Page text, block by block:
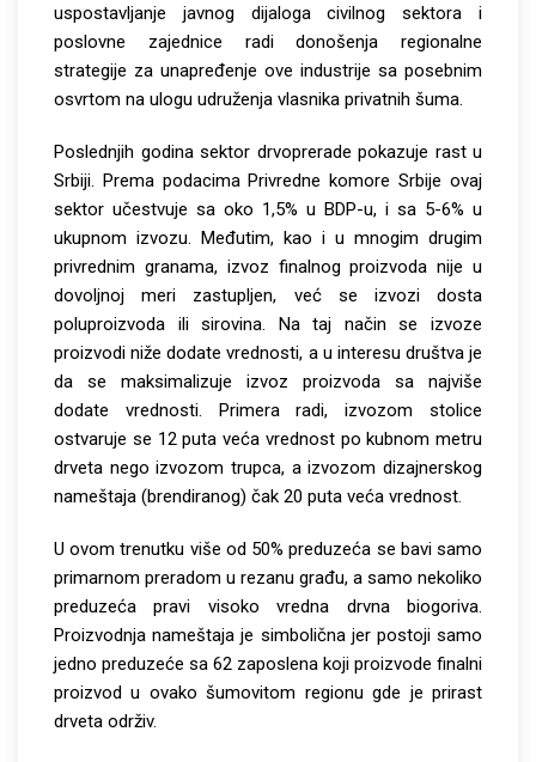
uspostavljanje javnog dijaloga civilnog sektora i
poslovne zajednice radi donošenja regionalne
strategije za unapređenje ove industrije sa posebnim
osvrtom na ulogu udruženja vlasnika privatnih šuma.
Poslednjih godina sektor drvoprerade pokazuje rast u
Srbiji. Prema podacima Privredne komore Srbije ovaj
sektor učestvuje sa oko 1,5% u BDP-u, i sa 5-6% u
ukupnom izvozu. Međutim, kao i u mnogim drugim
privrednim granama, izvoz finalnog proizvoda nije u
dovoljnoj meri zastupljen, već se izvozi dosta
poluproizvoda ili sirovina. Na taj način se izvoze
proizvodi niže dodate vrednosti, a u interesu društva je
da se maksimalizuje izvoz proizvoda sa najviše
dodate vrednosti. Primera radi, izvozom stolice
ostvaruje se 12 puta veća vrednost po kubnom metru
drveta nego izvozom trupca, a izvozom dizajnerskog
nameštaja (brendiranog) čak 20 puta veća vrednost.
U ovom trenutku više od 50% preduzeća se bavi samo
primarnom preradom u rezanu građu, a samo nekoliko
preduzeća pravi visoko vredna drvna biogoriva.
Proizvodnja nameštaja je simbolična jer postoji samo
jedno preduzeće sa 62 zaposlena koji proizvode finalni
proizvod u ovako šumovitom regionu gde je prirast
drveta održiv.